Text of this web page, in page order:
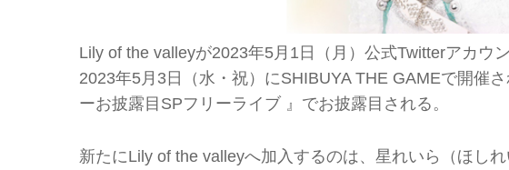
Lily of the valleyが2023年5月1日（月）公式Twitterアカウ
2023年5月3日（水・祝）にSHIBUYA THE GAMEで開催
ーお披露目SPフリーライブ 』でお披露目される。
新たにLily of the valleyへ加入するのは、星れいら（ほし